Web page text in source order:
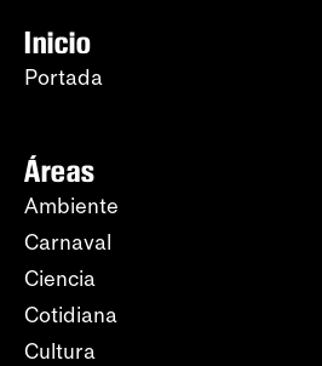
Inicio
Portada
Áreas
Ambiente
Carnaval
Ciencia
Cotidiana
Cultura